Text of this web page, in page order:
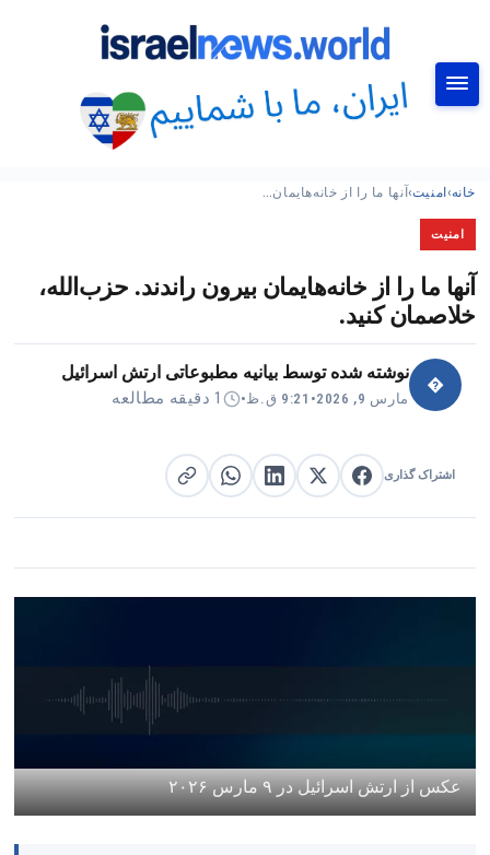
خانه› امنیت›آنها ما را از خانه‌هایمان…
امنیت
آنها ما را از خانه‌هایمان بیرون راندند. حزب‌الله،
خلاصمان کنید.
�
نوشته شده توسط بیانیه مطبوعاتی ارتش اسرائیل
مارس 9, 2026 • 9:21 ق.ظ • 1 دقیقه مطالعه
اشتراک گذاری اشتراک گذاری در فیس‌بوک
اشتراک گذاری در X
اشتراک گذاری در لینکدین
اشتراک گذاری در واتساپ
کپی لینک
عکس از ارتش اسرائیل در ۹ مارس ۲۰۲۶